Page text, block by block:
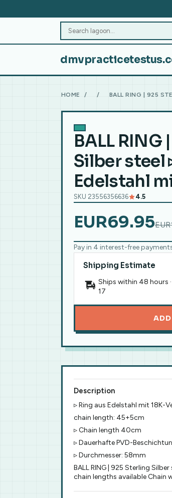
HOME / / BALL RING | 925
BALL RING
Silber steel
Edelstahl
SKU 23556356636 4.5
EUR69.95
Pay in 4 interest-free
Shipping Estimate
Ships within 48 hours
17
Description
▹ Ring aus Edelstahl mit 18K-
chain length: 45+5cm
▹ Chain length 40cm
▹ Dauerhafte PVD-
▹ Durchmesser: 58mm
BALL RING | 925 Sterling
chain lengths available Chain